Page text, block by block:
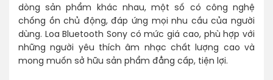
dòng sản phẩm khác nhau, một số có công nghệ
chống ồn chủ động, đáp ứng mọi nhu cầu của người
dùng. Loa Bluetooth Sony có mức giá cao, phù hợp với
những người yêu thích âm nhạc chất lượng cao và
mong muốn sở hữu sản phẩm đẳng cấp, tiện lợi.